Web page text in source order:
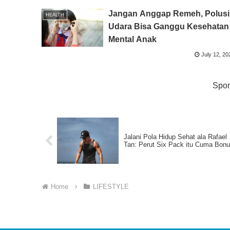
HEALTH
Jangan Anggap Remeh, Polusi
Udara Bisa Ganggu Kesehatan
Mental Anak
July 12,
Jalani Pola Hidup Sehat ala Rafael
Tan: Perut Six Pack itu Cuma
Home LIFESTYLE